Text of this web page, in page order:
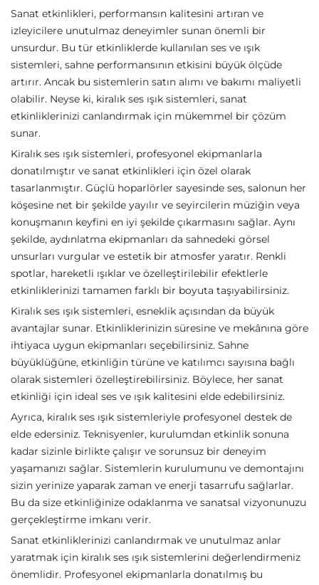
Sanat etkinlikleri, performansın kalitesini artıran ve
izleyicilere unutulmaz deneyimler sunan önemli bir
unsurdur. Bu tür etkinliklerde kullanılan ses ve ışık
sistemleri, sahne performansının etkisini büyük ölçüde
artırır. Ancak bu sistemlerin satın alımı ve bakımı maliyetli
olabilir. Neyse ki, kiralık ses ışık sistemleri, sanat
etkinliklerinizi canlandırmak için mükemmel bir çözüm
sunar.
Kiralık ses ışık sistemleri, profesyonel ekipmanlarla
donatılmıştır ve sanat etkinlikleri için özel olarak
tasarlanmıştır. Güçlü hoparlörler sayesinde ses, salonun her
köşesine net bir şekilde yayılır ve seyircilerin müziğin veya
konuşmanın keyfini en iyi şekilde çıkarmasını sağlar. Aynı
şekilde, aydınlatma ekipmanları da sahnedeki görsel
unsurları vurgular ve estetik bir atmosfer yaratır. Renkli
spotlar, hareketli ışıklar ve özelleştirilebilir efektlerle
etkinliklerinizi tamamen farklı bir boyuta taşıyabilirsiniz.
Kiralık ses ışık sistemleri, esneklik açısından da büyük
avantajlar sunar. Etkinliklerinizin süresine ve mekânına göre
ihtiyaca uygun ekipmanları seçebilirsiniz. Sahne
büyüklüğüne, etkinliğin türüne ve katılımcı sayısına bağlı
olarak sistemleri özelleştirebilirsiniz. Böylece, her sanat
etkinliği için ideal ses ve ışık kalitesini elde edebilirsiniz.
Ayrıca, kiralık ses ışık sistemleriyle profesyonel destek de
elde edersiniz. Teknisyenler, kurulumdan etkinlik sonuna
kadar sizinle birlikte çalışır ve sorunsuz bir deneyim
yaşamanızı sağlar. Sistemlerin kurulumunu ve demontajını
sizin yerinize yaparak zaman ve enerji tasarrufu sağlarlar.
Bu da size etkinliğinize odaklanma ve sanatsal vizyonunuzu
gerçekleştirme imkanı verir.
Sanat etkinliklerinizi canlandırmak ve unutulmaz anlar
yaratmak için kiralık ses ışık sistemlerini değerlendirmeniz
önemlidir. Profesyonel ekipmanlarla donatılmış bu